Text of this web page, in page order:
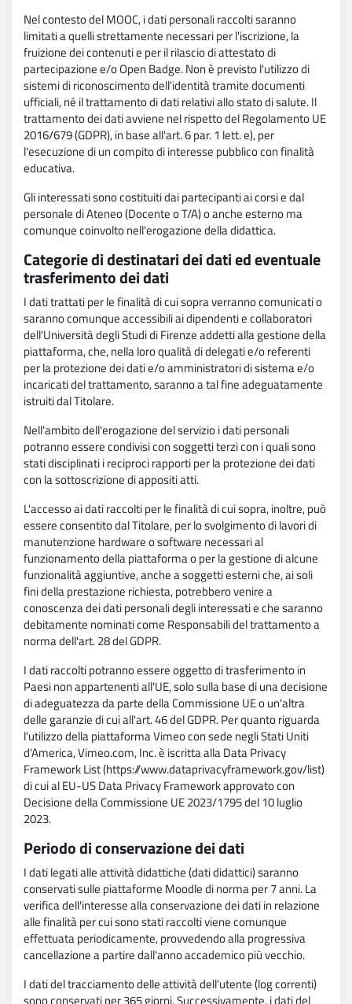
Nel contesto del MOOC, i dati personali raccolti saranno
limitati a quelli strettamente necessari per l'iscrizione, la
fruizione dei contenuti e per il rilascio di attestato di
partecipazione e/o Open Badge. Non è previsto l'utilizzo di
sistemi di riconoscimento dell'identità tramite documenti
ufficiali, né il trattamento di dati relativi allo stato di salute. Il
trattamento dei dati avviene nel rispetto del Regolamento UE
2016/679 (GDPR), in base all'art. 6 par. 1 lett. e), per
l'esecuzione di un compito di interesse pubblico con finalità
educativa.
Gli interessati sono costituiti dai partecipanti ai corsi e dal
personale di Ateneo (Docente o T/A) o anche esterno ma
comunque coinvolto nell'erogazione della didattica.
Categorie di destinatari dei dati ed eventuale
trasferimento dei dati
I dati trattati per le finalità di cui sopra verranno comunicati o
saranno comunque accessibili ai dipendenti e collaboratori
dell'Università degli Studi di Firenze addetti alla gestione della
piattaforma, che, nella loro qualità di delegati e/o referenti
per la protezione dei dati e/o amministratori di sistema e/o
incaricati del trattamento, saranno a tal fine adeguatamente
istruiti dal Titolare.
Nell'ambito dell'erogazione del servizio i dati personali
potranno essere condivisi con soggetti terzi con i quali sono
stati disciplinati i reciproci rapporti per la protezione dei dati
con la sottoscrizione di appositi atti.
L'accesso ai dati raccolti per le finalità di cui sopra, inoltre, può
essere consentito dal Titolare, per lo svolgimento di lavori di
manutenzione hardware o software necessari al
funzionamento della piattaforma o per la gestione di alcune
funzionalità aggiuntive, anche a soggetti esterni che, ai soli
fini della prestazione richiesta, potrebbero venire a
conoscenza dei dati personali degli interessati e che saranno
debitamente nominati come Responsabili del trattamento a
norma dell'art. 28 del GDPR.
I dati raccolti potranno essere oggetto di trasferimento in
Paesi non appartenenti all'UE, solo sulla base di una decisione
di adeguatezza da parte della Commissione UE o un'altra
delle garanzie di cui all'art. 46 del GDPR. Per quanto riguarda
l'utilizzo della piattaforma Vimeo con sede negli Stati Uniti
d'America, Vimeo.com, Inc. è iscritta alla Data Privacy
Framework List (https://www.dataprivacyframework.gov/list)
di cui al EU-US Data Privacy Framework approvato con
Decisione della Commissione UE 2023/1795 del 10 luglio
2023.
Periodo di conservazione dei dati
I dati legati alle attività didattiche (dati didattici) saranno
conservati sulle piattaforme Moodle di norma per 7 anni. La
verifica dell'interesse alla conservazione dei dati in relazione
alle finalità per cui sono stati raccolti viene comunque
effettuata periodicamente, provvedendo alla progressiva
cancellazione a partire dall'anno accademico più vecchio.
I dati del tracciamento delle attività dell'utente (log correnti)
sono conservati per 365 giorni. Successivamente, i dati del